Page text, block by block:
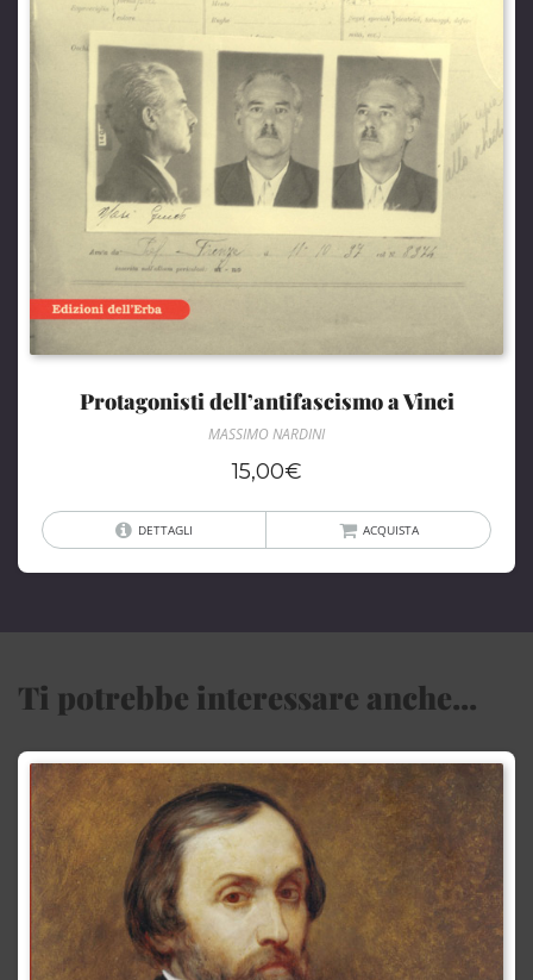
Protagonisti dell’antifascismo a Vinci
MASSIMO NARDINI
15,00€
DETTAGLI ACQUISTA
Ti potrebbe interessare anche...